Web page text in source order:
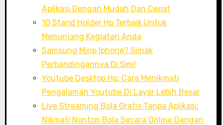
Aplikasi Dengan Mudah Dan Cepat
10 Stand Holder Hp Terbaik Untuk
Menunjang Kegiatan Anda
Samsung Mirip Iphone? Simak
Perbandingannya Di Sini!
Youtube Desktop Hp: Cara Menikmati
Pengalaman Youtube Di Layar Lebih Besar
Live Streaming Bola Gratis Tanpa Aplikasi:
Nikmati Nonton Bola Secara Online Dengan